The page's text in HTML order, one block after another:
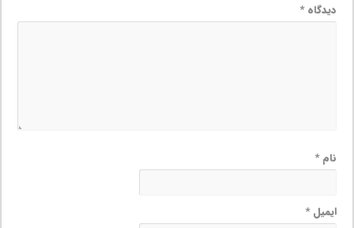
دیدگاه*
نام*
ایمیل*